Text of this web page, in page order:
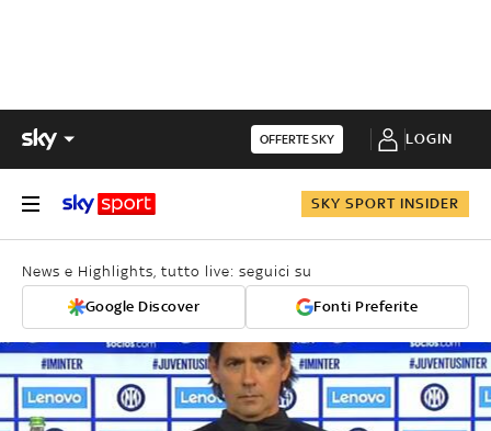
OFFERTE SKY LOGIN
SKY SPORT INSIDER
News e Highlights, tutto live: seguici su
Google Discover Fonti Preferite